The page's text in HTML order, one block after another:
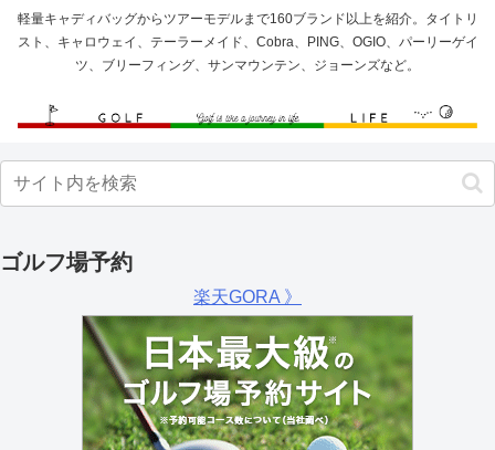
軽量キャディバッグからツアーモデルまで160ブランド以上を紹介。タイトリ
スト、キャロウェイ、テーラーメイド、Cobra、PING、OGIO、パーリーゲイ
ツ、ブリーフィング、サンマウンテン、ジョーンズなど。
ゴルフ場予約
楽天GORA 》